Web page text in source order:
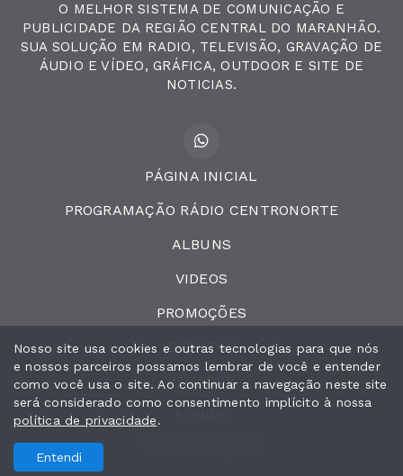
O MELHOR SISTEMA DE COMUNICAÇÃO E
PUBLICIDADE DA REGIÃO CENTRAL DO MARANHÃO.
SUA SOLUÇÃO EM RADIO, TELEVISÃO, GRAVAÇÃO DE
ÁUDIO E VÍDEO, GRÁFICA, OUTDOOR E SITE DE
NOTICIAS.
PÁGINA INICIAL
PROGRAMAÇÃO RÁDIO CENTRONORTE
ALBUNS
VIDEOS
PROMOÇÕES
EVENTOS
RECADOS
Nosso site usa cookies e outras tecnologias para que nós
e nossos parceiros possamos lembrar de você e entender
como você usa o site. Ao continuar a navegação neste site
será considerado como consentimento implícito à nossa
política de privacidade.
Entendi